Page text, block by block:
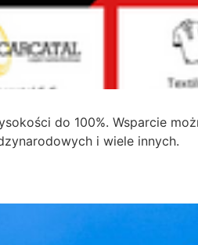
do 100%. Wsparcie
i wiele innych.